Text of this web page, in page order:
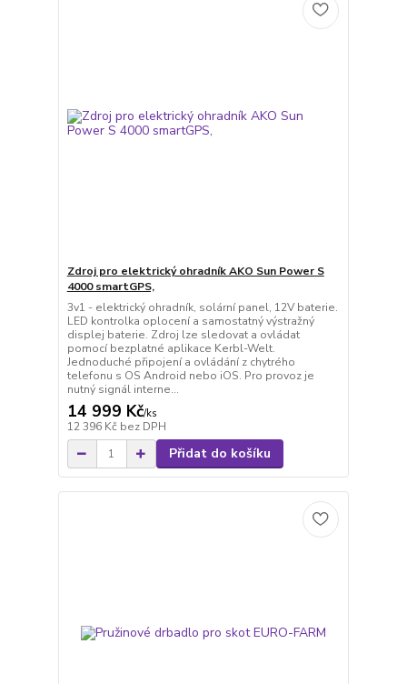
Zdroj pro elektrický ohradník AKO Sun Power S
4000 smartGPS,
3v1 - elektrický ohradník, solární panel, 12V baterie.
LED kontrolka oplocení a samostatný výstražný
displej baterie. Zdroj lze sledovat a ovládat
pomocí bezplatné aplikace Kerbl-Welt.
Jednoduché připojení a ovládání z chytrého
telefonu s OS Android nebo iOS. Pro provoz je
nutný signál interne...
14 999 Kč/ks
12 396 Kč bez DPH
Přidat do košíku